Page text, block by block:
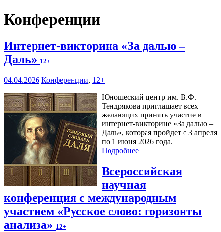
Конференции
Интернет-викторина «За далью –
Даль» 12+
04.04.2026 Конференции, 12+
Юношеский центр им. В.Ф.
Тендрякова приглашает всех
желающих принять участие в
интернет-викторине «За далью –
Даль», которая пройдет с 3 апреля
по 1 июня 2026 года.
Подробнее
Всероссийская
научная
конференция с международным
участием «Русское слово: горизонты
анализа» 12+